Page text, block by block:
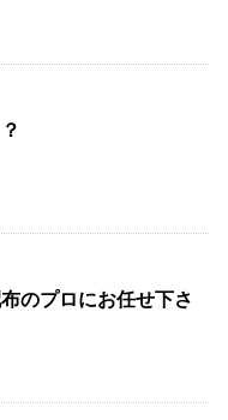
のプロにお任せ下さ